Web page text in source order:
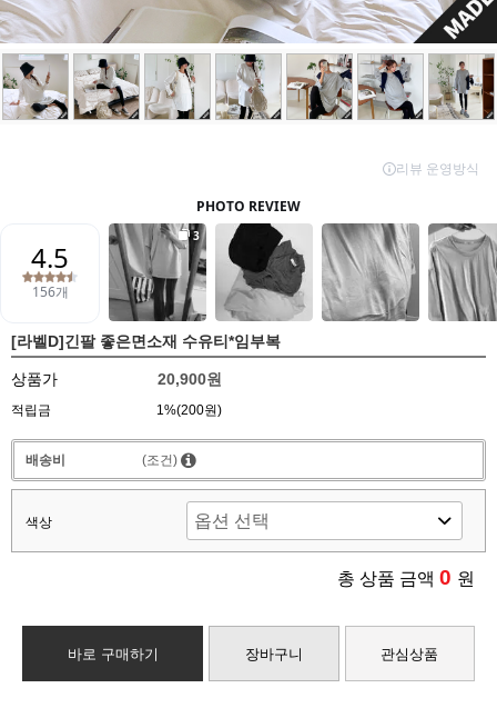
[라벨D]긴팔 좋은면소재 수유티*임부복
상품가 20,900원
적립금 1%(200원)
배송비 (조건)
색상
총 상품 금액 0 원
바로 구매하기 장바구니 관심상품